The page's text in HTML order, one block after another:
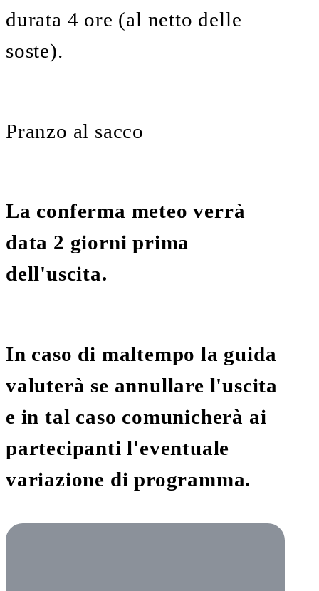
durata 4 ore (al netto delle
soste).
Pranzo al sacco
La conferma meteo verrà
data 2 giorni prima
dell'uscita.
In caso di maltempo la guida
valuterà se annullare l'uscita
e in tal caso comunicherà ai
partecipanti l'eventuale
variazione di programma.